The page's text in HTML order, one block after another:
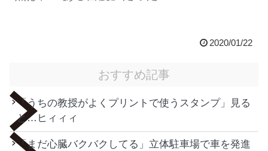
2020/01/22
おすすめ記事
「うちの教授がよくプリントで使うスタンプ」見る
と…ヒィィィ
「まだ心臓バクバクしてる」立体駐車場で車を発進